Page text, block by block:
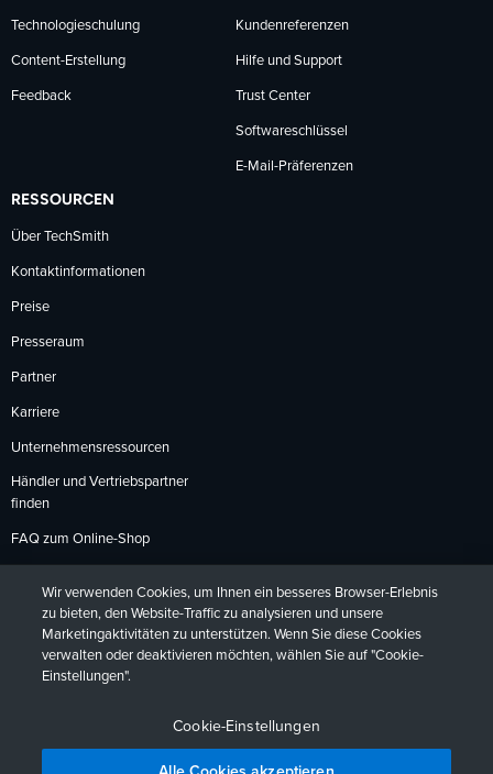
Technologieschulung
Content-Erstellung
Feedback
Kundenreferenzen
Hilfe und Support
Trust Center
Softwareschlüssel
E-Mail-Präferenzen
RESSOURCEN
Über TechSmith
Kontaktinformationen
Preise
Presseraum
Partner
Karriere
Unternehmensressourcen
Händler und Vertriebspartner
finden
FAQ zum Online-Shop
Rückgabebedingungen
DeutschFrançaisEspañol日本語
Wir verwenden Cookies, um Ihnen ein besseres Browser-Erlebnis
zu bieten, den Website-Traffic zu analysieren und unsere
Marketingaktivitäten zu unterstützen. Wenn Sie diese Cookies
verwalten oder deaktivieren möchten, wählen Sie auf "Cookie-
Einstellungen".
Cookie-Einstellungen